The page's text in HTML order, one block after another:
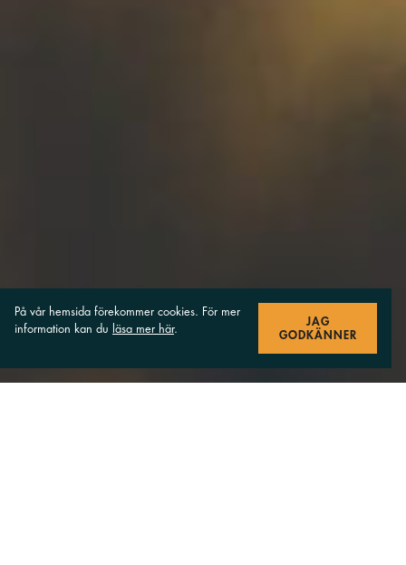
På vår hemsida förekommer cookies. För mer
information kan du
läsa mer här.
JAG
GODKÄNNER